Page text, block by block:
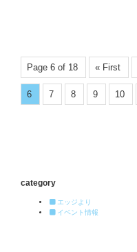
Page 6 of 18 « First
6 7 8 9 10
category
エッジより
イベント情報